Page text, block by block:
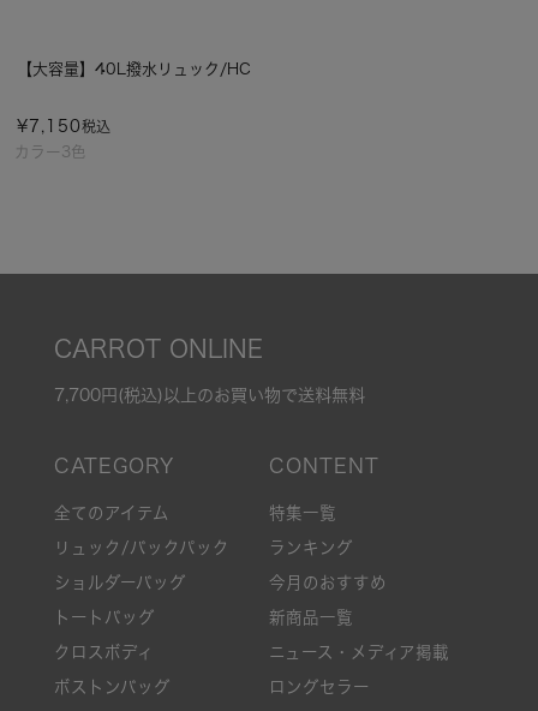
カラー3色
【大容量】40L撥水リュック/HC
¥7,150税込
CARROT ONLINE
7,700円(税込)以上のお買い物で送料無料
全てのアイテム
リュック/バックパック
ショルダーバッグ
トートバッグ
クロスボディ
ボストンバッグ
特集一覧
ランキング
今月のおすすめ
新商品一覧
ニュース・メディア掲載
ロングセラー